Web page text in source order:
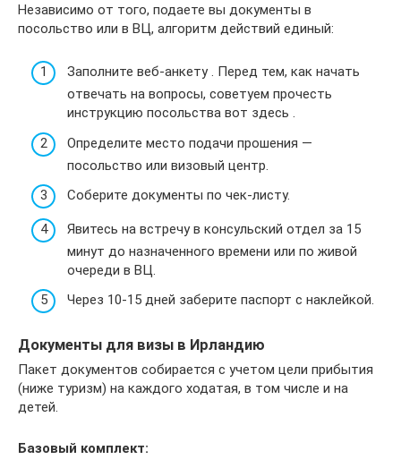
Независимо от того, подаете вы документы в
посольство или в ВЦ, алгоритм действий единый:
Заполните веб-анкету . Перед тем, как начать
отвечать на вопросы, советуем прочесть
инструкцию посольства вот здесь .
Определите место подачи прошения —
посольство или визовый центр.
Соберите документы по чек-листу.
Явитесь на встречу в консульский отдел за 15
минут до назначенного времени или по живой
очереди в ВЦ.
Через 10-15 дней заберите паспорт с наклейкой.
Документы для визы в Ирландию
Пакет документов собирается с учетом цели прибытия
(ниже туризм) на каждого ходатая, в том числе и на
детей.
Базовый комплект: